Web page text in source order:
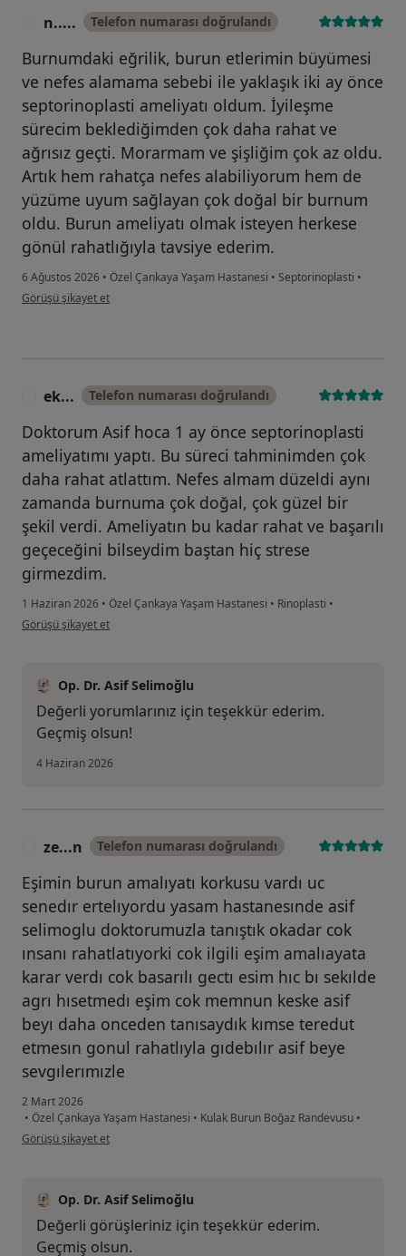
n..... Telefon numarası doğrulandı
Burnumdaki eğrilik, burun etlerimin büyümesi
ve nefes alamama sebebi ile yaklaşık iki ay önce
septorinoplasti ameliyatı oldum. İyileşme
sürecim beklediğimden çok daha rahat ve
ağrısız geçti. Morarmam ve şişliğim çok az oldu.
Artık hem rahatça nefes alabiliyorum hem de
yüzüme uyum sağlayan çok doğal bir burnum
oldu. Burun ameliyatı olmak isteyen herkese
gönül rahatlığıyla tavsiye ederim.
6 Ağustos 2026 • Özel Çankaya Yaşam Hastanesi • Septorinoplasti •
kullanıcının görüşüne göre n.....
Görüşü şikayet et
ek... Telefon numarası doğrulandı
Doktorum Asif hoca 1 ay önce septorinoplasti
ameliyatımı yaptı. Bu süreci tahminimden çok
daha rahat atlattım. Nefes almam düzeldi aynı
zamanda burnuma çok doğal, çok güzel bir
şekil verdi. Ameliyatın bu kadar rahat ve başarılı
geçeceğini bilseydim baştan hiç strese
girmezdim.
1 Haziran 2026 • Özel Çankaya Yaşam Hastanesi • Rinoplasti •
kullanıcının görüşüne göre ek...
Görüşü şikayet et
Op. Dr. Asif Selimoğlu
Değerli yorumlarınız için teşekkür ederim.
Geçmiş olsun!
4 Haziran 2026
ze...n Telefon numarası doğrulandı
Eşimin burun amalıyatı korkusu vardı uc
senedır ertelıyordu yasam hastanesınde asif
selimoglu doktorumuzla tanıştık okadar cok
ınsanı rahatlatıyorki cok ilgili eşim amalıayata
karar verdı cok basarılı gectı esim hıc bı sekılde
agrı hısetmedı eşim cok memnun keske asif
beyı daha onceden tanısaydık kımse teredut
etmesın gonul rahatlıyla gıdebılır asif beye
sevgılerımızle
2 Mart 2026
• Özel Çankaya Yaşam Hastanesi • Kulak Burun Boğaz Randevusu •
kullanıcının görüşüne göre ze...n
Görüşü şikayet et
Op. Dr. Asif Selimoğlu
Değerli görüşleriniz için teşekkür ederim.
Geçmiş olsun.